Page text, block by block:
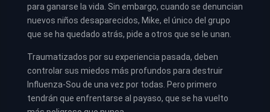
para ganarse la vida. Sin embargo, cuando se denuncian
nuevos niños desaparecidos, Mike, el único del grupo
que se ha quedado atrás, pide a otros que se le unan.
Traumatizados por su experiencia pasada, deben
controlar sus miedos más profundos para destruir
Influenza-Sou de una vez por todas. Pero primero
tendrán que enfrentarse al payaso, que se ha vuelto